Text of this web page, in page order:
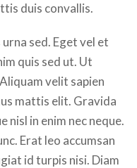
duis convallis.
sed. Eget vel et
quis sed ut. Ut
velit sapien
mattis elit. Gravida
nisl in enim nec neque.
Erat leo accumsan
id turpis nisi. Diam